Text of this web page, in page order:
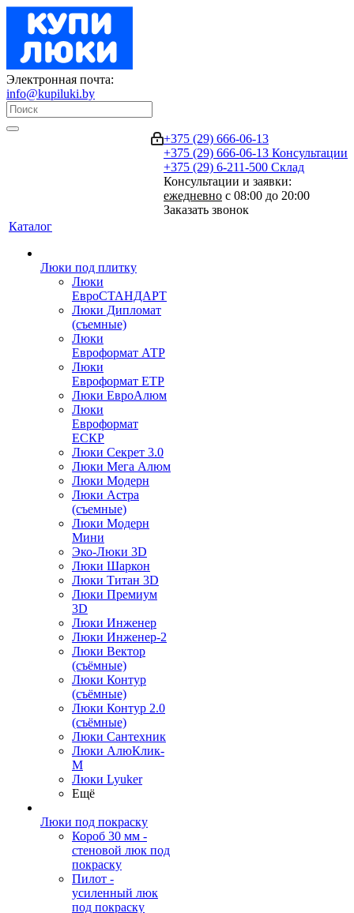
Электронная почта:
info@kupiluki.by
+375 (29) 666-06-13
+375 (29) 666-06-13 Консультации
+375 (29) 6-211-500 Склад
Консультации и заявки:
ежедневно с 08:00 до 20:00
Заказать звонок
Каталог
Люки под плитку
Люки
ЕвроСТАНДАРТ
Люки Дипломат
(съемные)
Люки
Евроформат АТР
Люки
Евроформат ЕТР
Люки ЕвроАлюм
Люки
Евроформат
ЕСКР
Люки Секрет 3.0
Люки Мега Алюм
Люки Модерн
Люки Астра
(съемные)
Люки Модерн
Мини
Эко-Люки 3D
Люки Шаркон
Люки Титан 3D
Люки Премиум
3D
Люки Инженер
Люки Инженер-2
Люки Вектор
(съёмные)
Люки Контур
(съёмные)
Люки Контур 2.0
(съёмные)
Люки Сантехник
Люки АлюКлик-
М
Люки Lyuker
Ещё
Люки под покраску
Короб 30 мм -
стеновой люк под
покраску
Пилот -
усиленный люк
под покраску